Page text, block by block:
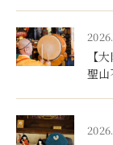
【
聖山